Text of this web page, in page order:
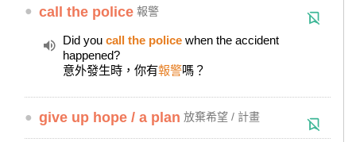
● call the police 報警
Did you call the police when the accident
happened?
意外發生時，你有報警嗎？
● give up hope / a plan 放棄希望 / 計畫